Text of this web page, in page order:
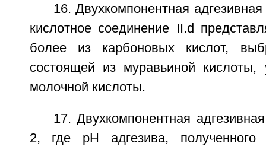
16. Двухкомпонентная
кислотное соединение II.d
более из карбоновых кислот,
состоящей из муравьиной кислоты,
молочной кислоты.
17. Двухкомпонентная
2, где pH адгезива,